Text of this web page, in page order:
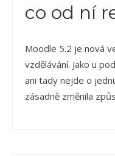
co od ní
Moodle 5.2 je nová
vzdělávání. Jako u
ani tady nejde o
zásadně změnila